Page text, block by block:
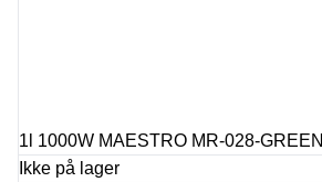
1l 1000W MAESTRO MR-028-GREEN
Ikke på lager